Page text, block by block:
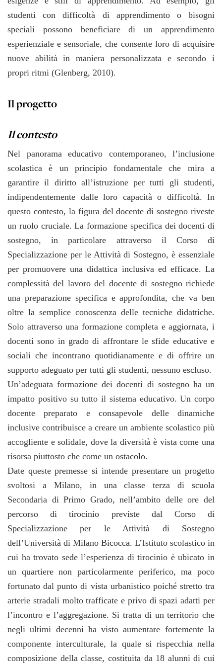
studenti con difficoltà di apprendimento o bisogni
speciali possono beneficiare di un apprendimento
esperienziale e sensoriale, che consente loro di acquisire
nuove abilità in maniera personalizzata e secondo i
propri ritmi (Glenberg, 2010).
Il progetto
Il contesto
Nel panorama educativo contemporaneo, l’inclusione
scolastica è un principio fondamentale che mira a
garantire il diritto all’istruzione per tutti gli studenti,
indipendentemente dalle loro capacità o difficoltà. In
questo contesto, la figura del docente di sostegno riveste
un ruolo cruciale. La formazione specifica dei docenti di
sostegno, in particolare attraverso il Corso di
Specializzazione per le Attività di Sostegno, è essenziale
per promuovere una didattica inclusiva ed efficace. La
complessità del lavoro del docente di sostegno richiede
una preparazione specifica e approfondita, che va ben
oltre la semplice conoscenza delle tecniche didattiche.
Solo attraverso una formazione completa e aggiornata, i
docenti sono in grado di affrontare le sfide educative e
sociali che incontrano quotidianamente e di offrire un
supporto adeguato per tutti gli studenti, nessuno escluso.
Un’adeguata formazione dei docenti di sostegno ha un
impatto positivo su tutto il sistema educativo. Un corpo
docente preparato e consapevole delle dinamiche
inclusive contribuisce a creare un ambiente scolastico più
accogliente e solidale, dove la diversità è vista come una
risorsa piuttosto che come un ostacolo.
Date queste premesse si intende presentare un progetto
svoltosi a Milano, in una classe terza di scuola
Secondaria di Primo Grado, nell’ambito delle ore del
percorso di tirocinio previste dal Corso di
Specializzazione per le Attività di Sostegno
dell’Università di Milano Bicocca. L’Istituto scolastico in
cui ha trovato sede l’esperienza di tirocinio è ubicato in
un quartiere non particolarmente periferico, ma poco
fortunato dal punto di vista urbanistico poiché stretto tra
arterie stradali molto trafficate e privo di spazi adatti per
l’incontro e l’aggregazione. Si tratta di un territorio che
negli ultimi decenni ha visto aumentare fortemente la
componente interculturale, la quale si rispecchia nella
composizione della classe, costituita da 18 alunni di cui